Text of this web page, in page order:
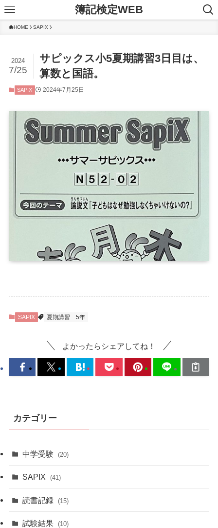
簿記検定WEB
HOME SAPIX
サピックス小5夏期講習3日目は、
算数と国語。
2024
7/25
SAPIX 2024年7月25日
SAPIX 夏期講習 5年
よかったらシェアしてね！
カテゴリー
中学受験 (20)
SAPIX (41)
読書記録 (15)
試験結果 (10)